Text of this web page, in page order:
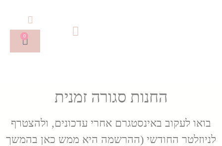
0
החנות סגורה זמנית
בואו לעקוב באינסטגרם אחרי עדכונים, ולהצטרף
לניוזלטר החודשי (ההרשמה היא ממש כאן בהמשך